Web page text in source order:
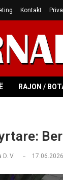
Kontakt
RAJON /
D. V.